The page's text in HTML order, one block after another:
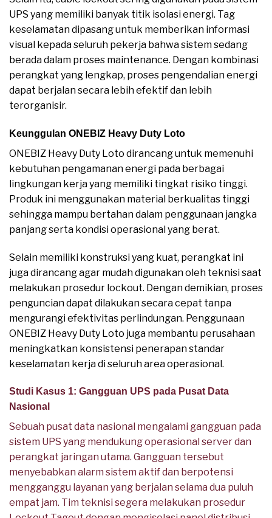
UPS yang memiliki banyak titik isolasi energi. Tag
keselamatan dipasang untuk memberikan informasi
visual kepada seluruh pekerja bahwa sistem sedang
berada dalam proses maintenance. Dengan kombinasi
perangkat yang lengkap, proses pengendalian energi
dapat berjalan secara lebih efektif dan lebih
terorganisir.
Keunggulan ONEBIZ Heavy Duty Loto
ONEBIZ Heavy Duty Loto dirancang untuk memenuhi
kebutuhan pengamanan energi pada berbagai
lingkungan kerja yang memiliki tingkat risiko tinggi.
Produk ini menggunakan material berkualitas tinggi
sehingga mampu bertahan dalam penggunaan jangka
panjang serta kondisi operasional yang berat.
Selain memiliki konstruksi yang kuat, perangkat ini
juga dirancang agar mudah digunakan oleh teknisi saat
melakukan prosedur lockout. Dengan demikian, proses
penguncian dapat dilakukan secara cepat tanpa
mengurangi efektivitas perlindungan. Penggunaan
ONEBIZ Heavy Duty Loto juga membantu perusahaan
meningkatkan konsistensi penerapan standar
keselamatan kerja di seluruh area operasional.
Studi Kasus 1: Gangguan UPS pada Pusat Data
Nasional
Sebuah pusat data nasional mengalami gangguan pada
sistem UPS yang mendukung operasional server dan
perangkat jaringan utama. Gangguan tersebut
menyebabkan alarm sistem aktif dan berpotensi
mengganggu layanan yang berjalan selama dua puluh
empat jam. Tim teknisi segera melakukan prosedur